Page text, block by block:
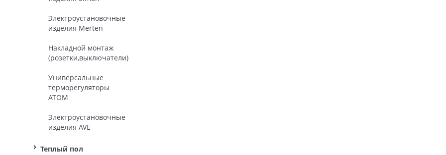
Электроустановочные
изделия Merten
Накладной монтаж
(розетки,выключатели)
Универсальные
терморегуляторы
ATOM
Электроустановочные
изделия AVE
Теплый пол